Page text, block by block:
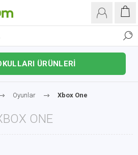
ÜRÜNLERİ
Oyunlar Xbox One
ONE